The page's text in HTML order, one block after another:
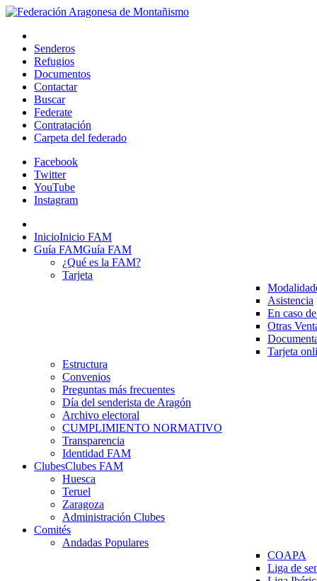
Senderos
Refugios
Documentos
Contactar
Buscar
Federate
Contratación
Carpeta del federado
Facebook
Twitter
YouTube
Instagram
InicioInicio FAM
Guía FAMGuía FAM
¿Qué es la FAM?
Tarjeta
Asistencia
En caso
Otras
Tarjeta
Estructura
Convenios
Preguntas más frecuentes
Día del senderista de Aragón
Archivo electoral
CUMPLIMIENTO NORMATIVO
Transparencia
Identidad FAM
ClubesClubes FAM
Huesca
Teruel
Zaragoza
Administración Clubes
Comités
Andadas Populares
COAPA
Liga de